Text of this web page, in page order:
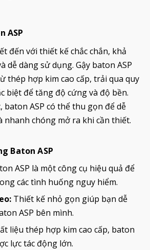
ASP
đến với thiết kế chắc chắn, khả
dễ dàng sử dụng. Gậy baton ASP
thép hợp kim cao cấp, trải qua quy
biệt để tăng độ cứng và độ bền.
baton ASP có thể thu gọn để dễ
nhanh chóng mở ra khi cần thiết.
Baton ASP
ASP là một công cụ hiệu quả để
các tình huống nguy hiểm.
Thiết kế nhỏ gọn giúp bạn dễ
ASP bên mình.
liệu thép hợp kim cao cấp, baton
lực tác động lớn.